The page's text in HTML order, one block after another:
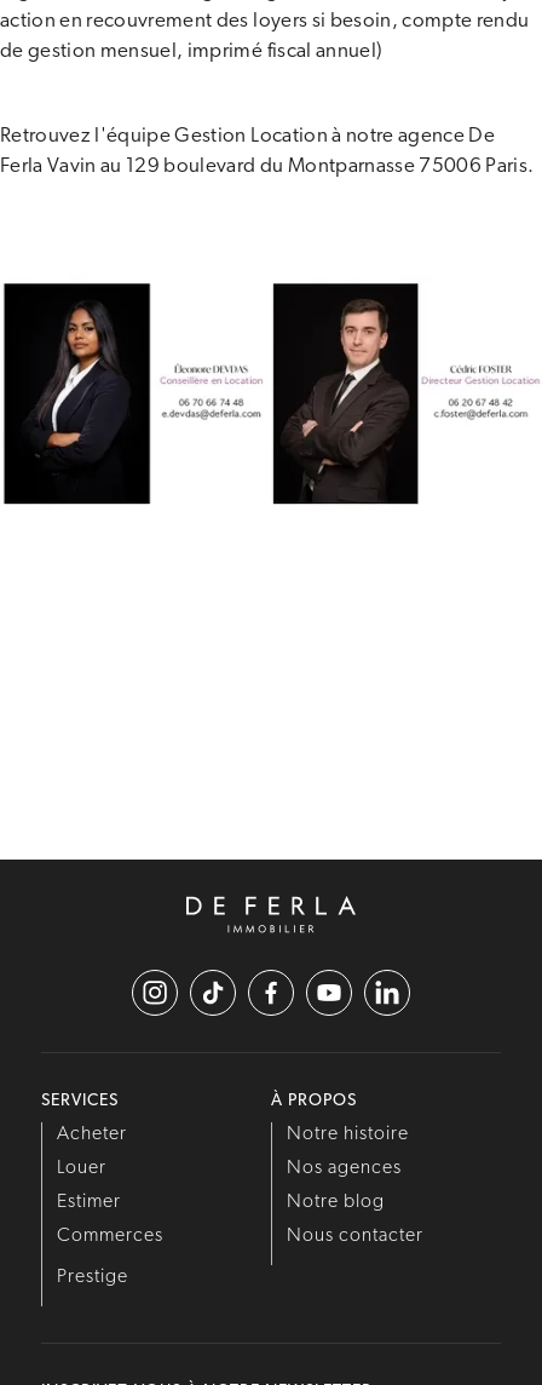
action en recouvrement des loyers si besoin, compte rendu
de gestion mensuel, imprimé fiscal annuel)
Retrouvez l'équipe Gestion Location à notre agence De
Ferla Vavin au 129 boulevard du Montparnasse 75006 Paris.
SERVICES
Acheter
Louer
Estimer
Commerces
Prestige
À PROPOS
Notre histoire
Nos agences
Notre blog
Nous contacter